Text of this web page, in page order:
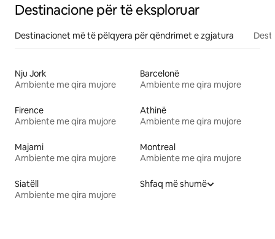
Destinacione për të eksploruar
Destinacionet më të pëlqyera për qëndrimet e zgjatura
Nju Jork
Ambiente me qira mujore
Barcelonë
Ambiente me qira mujore
Firence
Ambiente me qira mujore
Athinë
Ambiente me qira mujore
Majami
Ambiente me qira mujore
Montreal
Ambiente me qira mujore
Siatëll
Ambiente me qira mujore
Shfaq më shumë